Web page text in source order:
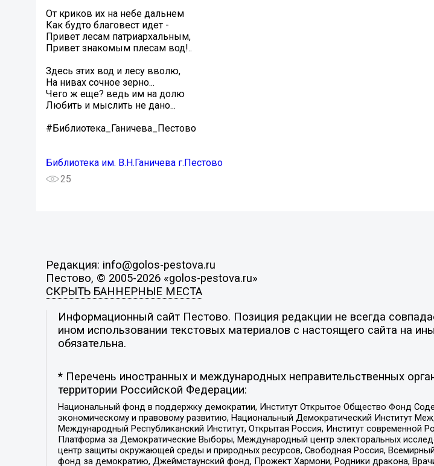
От криков их на небе дальнем
Как будто благовест идет -
Привет лесам патриархальным,
Привет знакомым плесам вод!..
Здесь этих вод и лесу вволю,
На нивах сочное зерно...
Чего ж еще? ведь им на долю
Любить и мыслить не дано...
#Библиотека_Ганичева_Пестово
Библиотека им. В.Н.Ганичева г.Пестово
25
Редакция: info@golos-pestova.ru
Пестово, © 2005-2026 «golos-pestova.ru»
СКРЫТЬ БАННЕРНЫЕ МЕСТА
Информационный сайт Пестово. Позиция редакции не всегда
ином использовании текстовых материалов с настоящего сайта на
обязательна.
* Перечень иностранных и международных неправительственных
территории Российской Федерации:
Национальный фонд в поддержку демократии, Институт Открытое Общество Фонд
экономическому и правовому развитию, Национальный Демократический Институт
Международный Республиканский Институт, Открытая Россия, Институт современной
Платформа за Демократические Выборы, Международный центр электоральных
центр защиты окружающей среды и природных ресурсов, Свободная Россия,
фонд за демократию, Джеймстаунский фонд, Прожект Хармони, Родники дракона,